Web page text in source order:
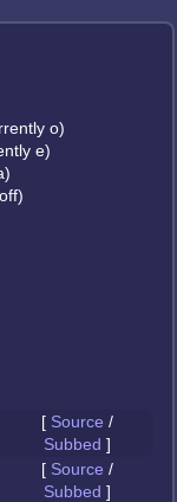
o)
e)
[ Source /
Subbed ]
[ Source /
Subbed ]